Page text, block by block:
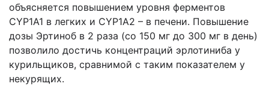
объясняется повышением уровня ферментов
CYP1А1 в легких и CYP1А2 – в печени. Повышение
дозы Эртиноб в 2 раза (со 150 мг до 300 мг в день)
позволило достичь концентраций эрлотиниба у
курильщиков, сравнимой с таким показателем у
некурящих.